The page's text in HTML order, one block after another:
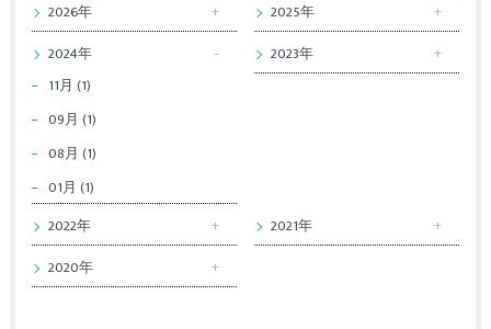
2026年
2025年
2024年
11月 (1)
09月 (1)
08月 (1)
01月 (1)
2023年
2022年
2021年
2020年